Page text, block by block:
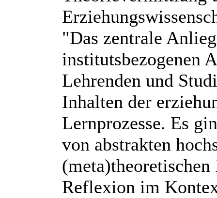
"Das zentrale
institutsbezogenen
Lehrenden und
Inhalten der
Lernprozesse. Es
von abstrakten
Reflexion im